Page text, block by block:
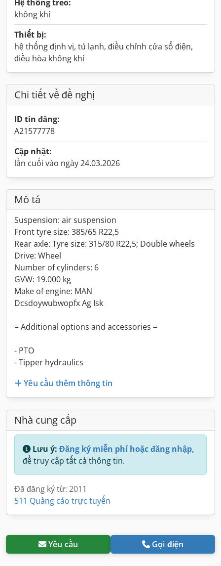
Hệ thống treo:
không khí
Thiết bị:
hệ thống định vị, tủ lạnh, điều chỉnh cửa sổ điện,
điều hòa không khí
Chi tiết về đề nghị
ID tin đăng:
A21577778
Cập nhật:
lần cuối vào ngày 24.03.2026
Mô tả
Suspension: air suspension
Front tyre size: 385/65 R22,5
Rear axle: Tyre size: 315/80 R22,5; Double wheels
Drive: Wheel
Number of cylinders: 6
GVW: 19.000 kg
Make of engine: MAN
Dcsdoywubwopfx Ag Isk
= Additional options and accessories =
- PTO
- Tipper hydraulics
Yêu cầu thêm thông tin
Nhà cung cấp
Lưu ý: Đăng ký miễn phí hoặc đăng nhập,
để truy cập tất cả thông tin.
Đã đăng ký từ: 2011
511 Quảng cáo trực tuyến
Yêu cầu Gọi điện